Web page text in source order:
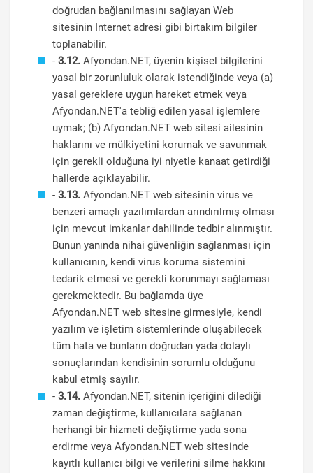
doğrudan bağlanılmasını sağlayan Web
sitesinin Internet adresi gibi birtakım bilgiler
toplanabilir.
- 3.12. Afyondan.NET, üyenin kişisel bilgilerini
yasal bir zorunluluk olarak istendiğinde veya (a)
yasal gereklere uygun hareket etmek veya
Afyondan.NET'a tebliğ edilen yasal işlemlere
uymak; (b) Afyondan.NET web sitesi ailesinin
haklarını ve mülkiyetini korumak ve savunmak
için gerekli olduğuna iyi niyetle kanaat getirdiği
hallerde açıklayabilir.
- 3.13. Afyondan.NET web sitesinin virus ve
benzeri amaçlı yazılımlardan arındırılmış olması
için mevcut imkanlar dahilinde tedbir alınmıştır.
Bunun yanında nihai güvenliğin sağlanması için
kullanıcının, kendi virus koruma sistemini
tedarik etmesi ve gerekli korunmayı sağlaması
gerekmektedir. Bu bağlamda üye
Afyondan.NET web sitesine girmesiyle, kendi
yazılım ve işletim sistemlerinde oluşabilecek
tüm hata ve bunların doğrudan yada dolaylı
sonuçlarından kendisinin sorumlu olduğunu
kabul etmiş sayılır.
- 3.14. Afyondan.NET, sitenin içeriğini dilediği
zaman değiştirme, kullanıcılara sağlanan
herhangi bir hizmeti değiştirme yada sona
erdirme veya Afyondan.NET web sitesinde
kayıtlı kullanıcı bilgi ve verilerini silme hakkını